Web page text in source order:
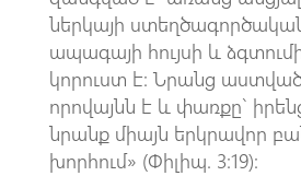
ներկայի
ապագայի հույսի և
կորուստ է: Նրանց
որովայնն է և փառքը`
նրանք միայն երկրավոր
խորհում» (Փիլիպ. 3:19):